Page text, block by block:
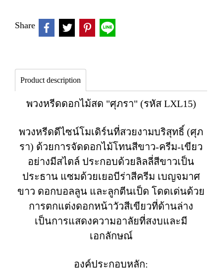
Share
Product description
พวงหรีดดอกไม้สด "ศุภรา" (รหัส LXL15)
พวงหรีดดีไซน์โมเดิร์นที่สวยงามบริสุทธิ์ (ศุภ
รา) ด้วยการจัดดอกไม้โทนสีขาว-ครีม-เขียว
อย่างมีสไตล์ ประกอบด้วยลิลลี่สีขาวเป็น
ประธาน แซมด้วยเยอบีร่าสีครีม เบญจมาศ
ขาว ดอกบอลลูน และลูกตีนเป็ด โดดเด่นด้วย
การตกแต่งดอกหน้าวัวสีเขียวที่ด้านล่าง
เป็นการแสดงความอาลัยที่สงบและมี
เอกลักษณ์
องค์ประกอบหลัก: